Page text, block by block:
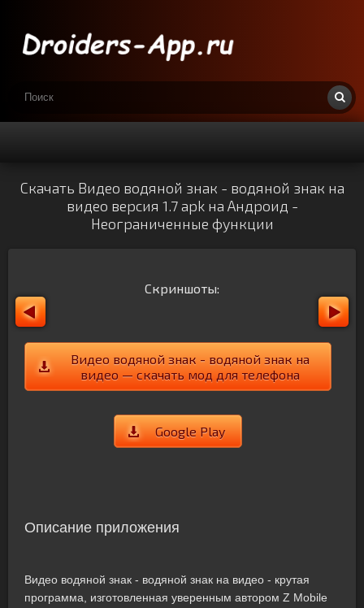
Скачать Видео водяной знак - водяной знак на
видео версия 1.7 apk на Андроид -
Неограниченные функции
Скриншоты:
Видео водяной знак - водяной знак на
видео — скачать мод для телефона
Google Play
Описание приложения
Видео водяной знак - водяной знак на видео - крутая
программа, изготовленная уверенным автором Z Mobile